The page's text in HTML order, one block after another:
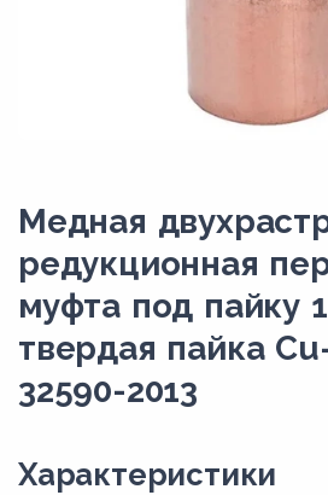
Медная
редукционная
муфта под пайку
твердая пайка
32590-2013
Xарактеристики